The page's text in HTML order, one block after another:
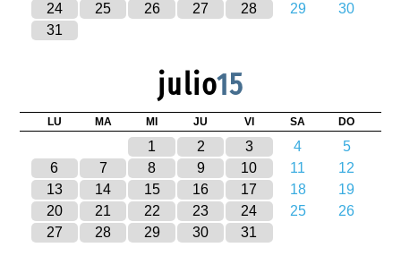
24
25 26 27 28 29
30
31
julio15
LU MA MI JU VI SA DO
1 2 3 4
5
6
7 8 9 10 11
12
13
14 15 16 17 18
19
20
21 22 23 24 25
26
27
28 29 30 31